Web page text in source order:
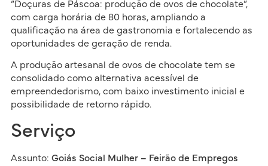
“Doçuras de Páscoa: produção de ovos de chocolate”,
com carga horária de 80 horas, ampliando a
qualificação na área de gastronomia e fortalecendo as
oportunidades de geração de renda.
A produção artesanal de ovos de chocolate tem se
consolidado como alternativa acessível de
empreendedorismo, com baixo investimento inicial e
possibilidade de retorno rápido.
Serviço
Assunto: Goiás Social Mulher – Feirão de Empregos